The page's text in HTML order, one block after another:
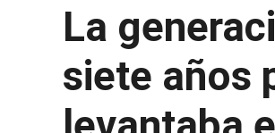
La
siete años